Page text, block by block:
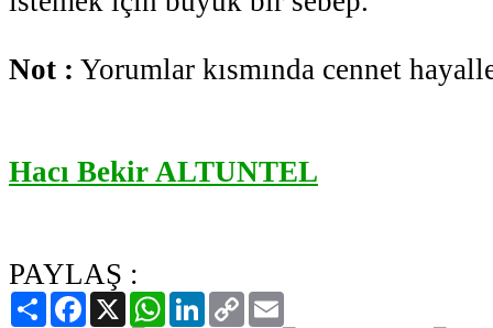
Not : Yorumlar kısmında cennet
Hacı Bekir ALTUNTEL
PAYLAŞ :
PaylaşFacebook
X WhatsAppLinkedIn
Copy
Link